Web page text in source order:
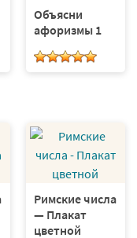
Объясни
афоризмы 1
Римские числа
— Плакат
цветной